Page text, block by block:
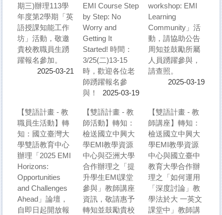
期三)辦理113學
年度第2學期「英
語授課知能工作
坊」活動，敬邀
貴校教職員生踴
躍報名參加。
2025-03-21
EMI Course Step
by Step: No
Worry and
Getting It
Started! 時間：
3/25(二)13-15
時，歡迎各位老
師踴躍報名參
與！
2025-03-19
workshop: EMI
Learning
Community」活
動，請協助公告
周知並鼓勵所屬
人員踴躍參與，
請查照。
2025-03-19
【雙語計畫 - 教
職員生活動】轉
知：國立臺灣大
學雙語教育中心
辦理「2025 EMI
Horizons:
Opportunities
and Challenges
Ahead」論壇，
自即日起開放報
【雙語計畫 - 教
師活動】轉知：
檢送國立中興大
學EMI教學資源
中心與亞洲大學
合作辦理之「提
升學生EMI課堂
參與」教師講座
資訊，敬請惠予
轉知並鼓勵貴校
【雙語計畫 - 教
師講座】轉知：
檢送國立中興大
學EMI教學資源
中心與國立臺中
教育大學合作辦
理之「如何運用
「深度討論」教
學法於大 一英文
課堂中」教師講